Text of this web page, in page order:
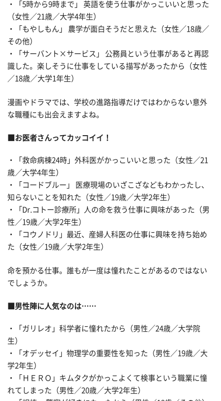
・「5時から9時まで」 英語を使う仕事がかっこいいと思った
（女性／21歳／大学4年生）
・「もやしもん」 農学が面白そうだと思えた（女性／18歳／
その他）
・「サーバント×サービス」 公務員という仕事があると再認
識した。楽しそうに仕事をしている描写があったから（女性
／18歳／大学1年生）
漫画やドラマでは、学校の進路指導だけではわからない意外
な職種にも出会えますよね。
■お医者さんってカッコイイ！
・「救命病棟24時」外科医がかっこいいと思った（女性／21
歳／大学4年生）
・「コードブルー」 医療現場のいざこざなどもわかったし、
知らないことを知れた（女性／19歳／大学2年生）
・「Dr.コトー診療所」人の命を救う仕事に興味があった（男
性／19歳／大学2年生）
・「コウノドリ」最近、産婦人科医の仕事に興味を持ち始め
た（女性／19歳／大学2年生）
命を預かる仕事。誰もが一度は憧れたことがあるのではない
でしょうか。
■男性陣に人気なのは……
・「ガリレオ」科学者に憧れたから（男性／24歳／大学院
生）
・「オデッセイ」物理学の重要性を知った（男性／19歳／大
学2年生）
・「ＨＥＲＯ」キムタクがかっこよくて検事という職業に憧
れてしまった（男性／20歳／大学2年生）